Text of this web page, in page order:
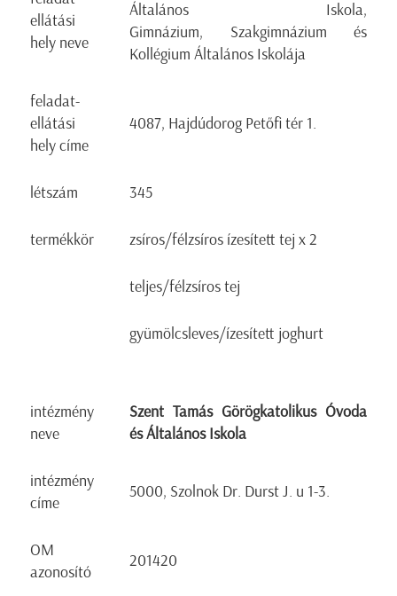
ellátási
hely neve
Általános Iskola,
Gimnázium, Szakgimnázium és
Kollégium Általános Iskolája
feladat-
ellátási
hely címe
4087, Hajdúdorog Petőfi tér 1.
létszám 345
termékkör zsíros/félzsíros ízesített tej x 2
teljes/félzsíros tej
gyümölcsleves/ízesített joghurt
intézmény
neve
Szent Tamás Görögkatolikus Óvoda
és Általános Iskola
intézmény
címe
5000, Szolnok Dr. Durst J. u 1-3.
OM
azonosító
201420